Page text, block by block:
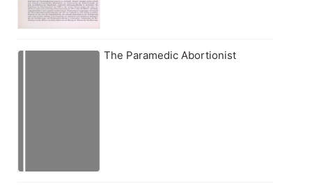
The Paramedic Abortionist